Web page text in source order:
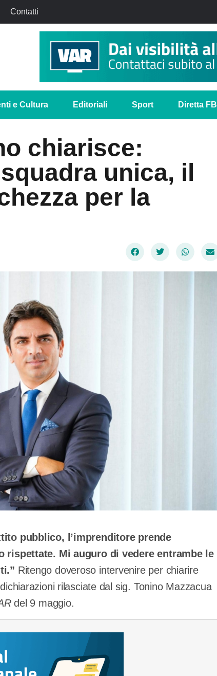
Contatti
e Cultura Editoriali Sport Diretta FB
chiarisce:
unica, il
per la
pubblico, l’imprenditore prende
rispettate. Mi auguro di vedere entrambe le
Ritengo doveroso intervenire per chiarire
rilasciate dal sig. Tonino Mazzacua
del 9 maggio.